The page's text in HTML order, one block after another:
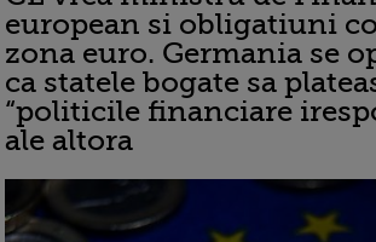
european si obligatiuni
zona euro. Germania se
ca statele bogate sa
“politicile financiare
ale altora